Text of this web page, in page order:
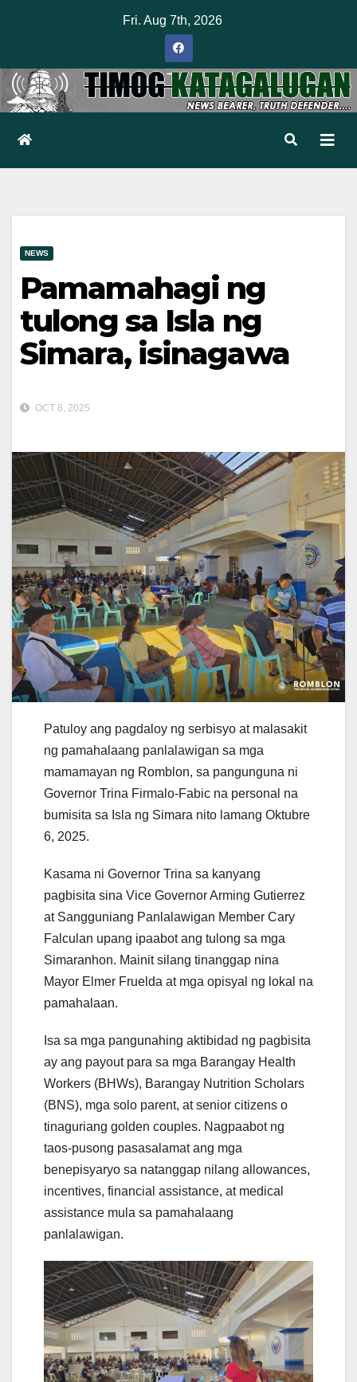
Fri. Aug 7th, 2026
NEWS
Pamamahagi ng
tulong sa Isla ng
Simara, isinagawa
OCT 8, 2025
Patuloy ang pagdaloy ng serbisyo at malasakit
ng pamahalaang panlalawigan sa mga
mamamayan ng Romblon, sa pangunguna ni
Governor Trina Firmalo-Fabic na personal na
bumisita sa Isla ng Simara nito lamang Oktubre
6, 2025.
Kasama ni Governor Trina sa kanyang
pagbisita sina Vice Governor Arming Gutierrez
at Sangguniang Panlalawigan Member Cary
Falculan upang ipaabot ang tulong sa mga
Simaranhon. Mainit silang tinanggap nina
Mayor Elmer Fruelda at mga opisyal ng lokal na
pamahalaan.
Isa sa mga pangunahing aktibidad ng pagbisita
ay ang payout para sa mga Barangay Health
Workers (BHWs), Barangay Nutrition Scholars
(BNS), mga solo parent, at senior citizens o
tinaguriang golden couples. Nagpaabot ng
taos-pusong pasasalamat ang mga
benepisyaryo sa natanggap nilang allowances,
incentives, financial assistance, at medical
assistance mula sa pamahalaang
panlalawigan.